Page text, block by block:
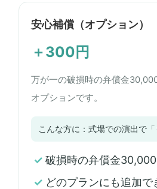
安心補償（オプション）
＋300円
万が一の破損時の弁償金
オプションです。
こんな方に：式場での演出で
破損時の弁償金
どのプランにも追加で